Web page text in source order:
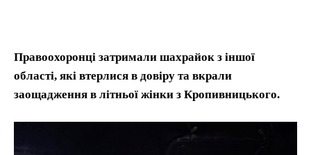
Правоохоронці затримали шахрайок з іншої
області, які втерлися в довіру та вкрали
заощадження в літньої жінки з Кропивницького.